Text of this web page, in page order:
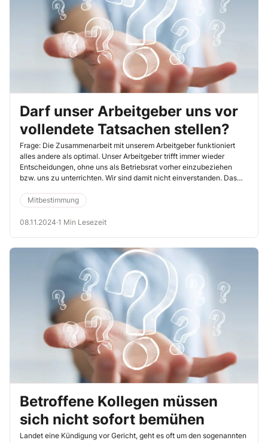
Darf unser Arbeitgeber uns vor
vollendete Tatsachen stellen?
Frage: Die Zusammenarbeit mit unserem Arbeitgeber funktioniert
alles andere als optimal. Unser Arbeitgeber trifft immer wieder
Entscheidungen, ohne uns als Betriebsrat vorher einzubeziehen
bzw. uns zu unterrichten. Wir sind damit nicht einverstanden. Das
Verhalten wenig. So hat er z. B. kürzlich mitgeteilt, dass er im
kommenden Jahr eine Betriebsfeier plant, zu der er unsere
Unterstützung wünscht. Die Location hat er bereits gebucht. Er will
Mitbestimmungsrecht haben. Ist das richtig?
Mitbestimmung
08.11.2024·1 Min Lesezeit
Betroffene Kollegen müssen
sich nicht sofort bemühen
Landet eine Kündigung vor Gericht, geht es oft um den sogenannten